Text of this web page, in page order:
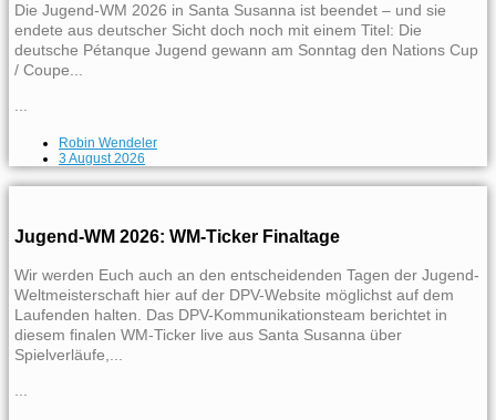
Die Jugend-WM 2026 in Santa Susanna ist beendet – und sie
endete aus deutscher Sicht doch noch mit einem Titel: Die
deutsche Pétanque Jugend gewann am Sonntag den Nations Cup
/ Coupe...
Robin Wendeler
3 August 2026
Jugend-WM 2026: WM-Ticker Finaltage
Wir werden Euch auch an den entscheidenden Tagen der Jugend-
Weltmeisterschaft hier auf der DPV-Website möglichst auf dem
Laufenden halten. Das DPV-Kommunikationsteam berichtet in
diesem finalen WM-Ticker live aus Santa Susanna über
Spielverläufe,...
...